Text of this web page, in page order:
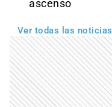
ascenso
Ver todas las noticias